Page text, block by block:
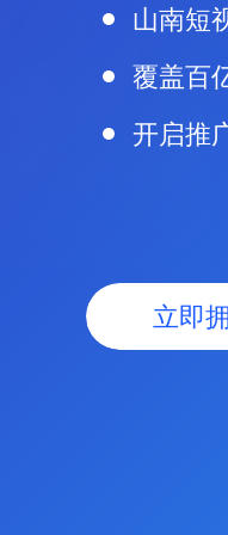
山南短
覆盖百
开启推
立即